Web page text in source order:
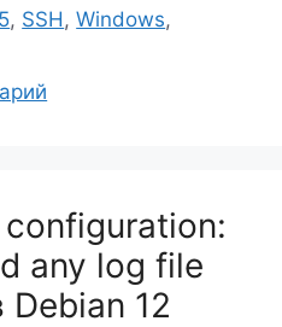
, SSH ,Windows,
any log file
12